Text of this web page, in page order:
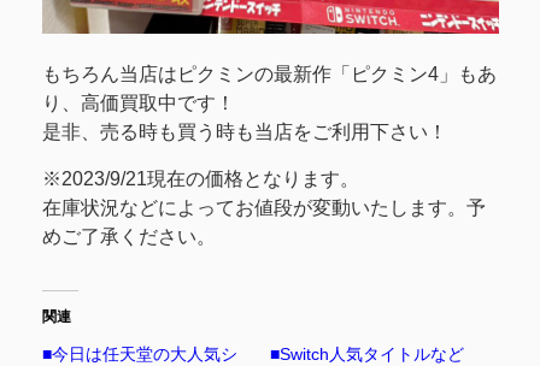
もちろん当店はピクミンの最新作「ピクミン4」もあ
り、高価買取中です！
是非、売る時も買う時も当店をご利用下さい！
※2023/9/21現在の価格となります。
在庫状況などによってお値段が変動いたします。予
めご了承ください。
関連
■今日は任天堂の大人気シ
■Switch人気タイトルなど